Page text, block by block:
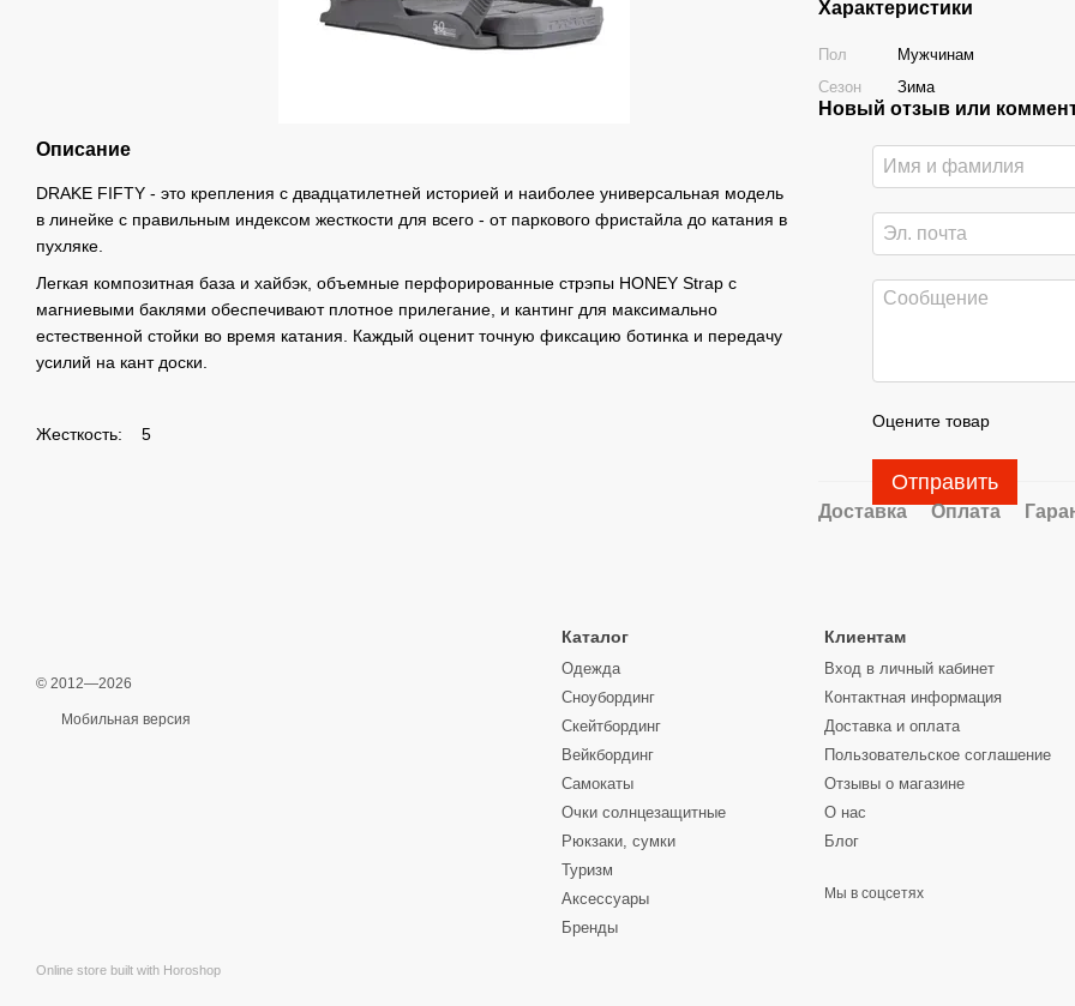
Описание
DRAKE FIFTY - это крепления с двадцатилетней историей и наиболее универсальная модель
в линейке с правильным индексом жесткости для всего - от паркового фристайла до катания в
пухляке.
Легкая композитная база и хайбэк, объемные перфорированные стрэпы HONEY Strap с
магниевыми баклями обеспечивают плотное прилегание, и кантинг для максимально
естественной стойки во время катания. Каждый оценит точную фиксацию ботинка и передачу
усилий на кант доски.
Жесткость: 5
Характеристики
Пол
Мужчинам
Сезон
Зима
Новый отзыв или
Оцените товар
Отправить
Доставка Оплата
© 2012—2026
Мобильная версия
Online store built with Horoshop
Каталог
Одежда
Сноубординг
Скейтбординг
Вейкбординг
Самокаты
Очки солнцезащитные
Рюкзаки, сумки
Туризм
Аксессуары
Бренды
Клиентам
Вход в личный кабинет
Контактная информация
Доставка и оплата
Пользовательское соглашение
Отзывы о магазине
О нас
Блог
Мы в соцсетях